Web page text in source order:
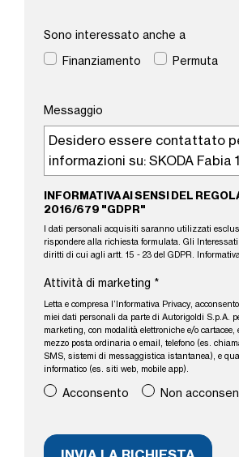
Sono interessato anche a
Finanziamento
Permuta
Messaggio
INFORMATIVA AI SENSI DEL
2016/679 "GDPR"
I dati personali acquisiti saranno utilizzati
rispondere alla richiesta formulata. Gli Interessati
diritti di cui agli artt. 15 - 23 del GDPR.
Attività di marketing *
Letta e compresa l’ Informativa Privacy,
miei dati personali da parte di Autorigoldi S.p.A.
marketing, con modalità elettroniche e/o cartacee,
mezzo posta ordinaria o email, telefono (es.
SMS, sistemi di messaggistica istantanea), e
informatico (es. siti web, mobile app).
Acconsento Non